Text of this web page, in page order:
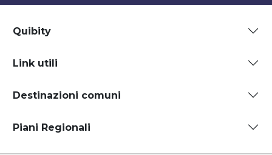
Quibity
Link utili
Destinazioni comuni
Piani Regionali